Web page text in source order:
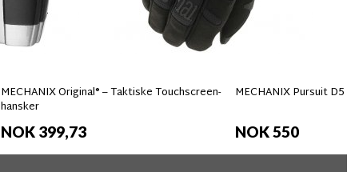
MECHANIX Original® – Taktiske Touchscreen-
hansker
NOK 399,73
MECHANIX Pursuit D5
NOK 550